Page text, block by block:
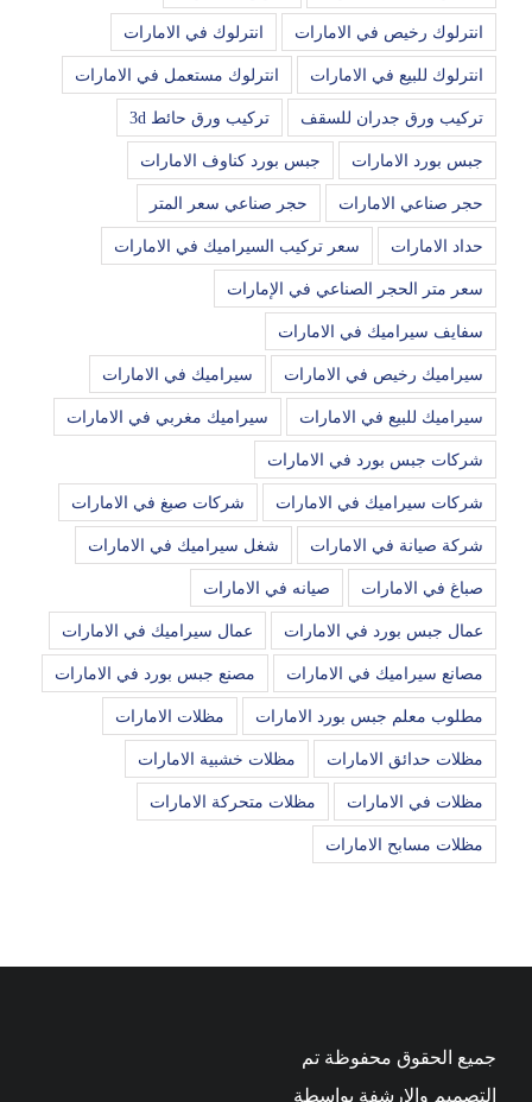
انترلوك رخيص في الامارات انترلوك في الامارات
انترلوك للبيع في الامارات انترلوك مستعمل في الامارات
تركيب ورق جدران للسقف تركيب ورق حائط 3d
جبس بورد الامارات جبس بورد كناوف الامارات
حجر صناعي الامارات حجر صناعي سعر المتر
حداد الامارات سعر تركيب السيراميك في الامارات
سعر متر الحجر الصناعي في الإمارات
سفايف سيراميك في الامارات
سيراميك رخيص في الامارات سيراميك في الامارات
سيراميك للبيع في الامارات سيراميك مغربي في الامارات
شركات جبس بورد في الامارات
شركات سيراميك في الامارات شركات صبغ في الامارات
شركة صيانة في الامارات شغل سيراميك في الامارات
صباغ في الامارات صيانه في الامارات
عمال جبس بورد في الامارات عمال سيراميك في الامارات
مصانع سيراميك في الامارات مصنع جبس بورد في الامارات
مطلوب معلم جبس بورد الامارات مظلات الامارات
مظلات حدائق الامارات مظلات خشبية الامارات
مظلات في الامارات مظلات متحركة الامارات
مظلات مسابح الامارات
جميع الحقوق محفوظة تم
التصميم والارشفة بواسطة